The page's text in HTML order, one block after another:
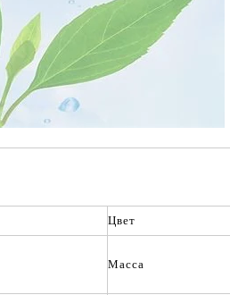
Цвет
Масса